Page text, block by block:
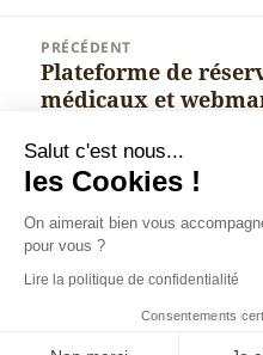
l’article
PRÉCÉDENT
Article
précédent :
Plateforme de
médicaux et
SUIVANT
Article
suivant :
Lexiteev, l’outil
contenu pour
Christophe BENOIT : spécialiste
Tous droits réservés depuis
Informations légales,
personnelles
Salut c'est nous...
les Cookies !
On aimerait bien vous
pour vous ?
Lire la politique de confidentialité
Consentements